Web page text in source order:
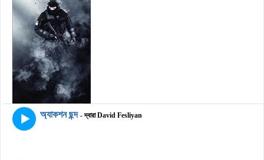
অ্যাকশন ছন্দ - দ্বারা David Fesliyan